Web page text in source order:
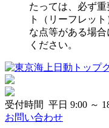
たっては、必ず
ト（リーフレッ
な点等がある場
ください。
受付時間 平日 9:00 ～
お問い合わせ